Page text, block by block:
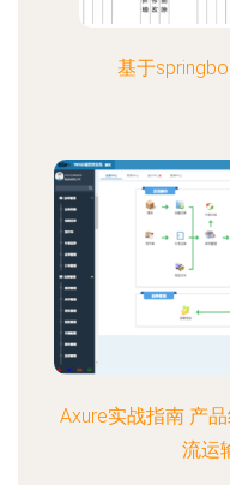
基于
Axure实战指南 产
流运